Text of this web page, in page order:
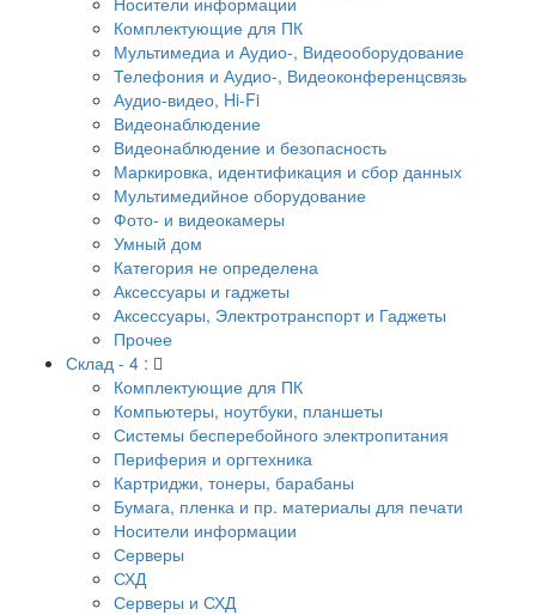
Комплектующие для ПК
Мультимедиа и Аудио-, Видеооборудование
Телефония и Аудио-, Видеоконференцсвязь
Аудио-видео, Hi-Fi
Видеонаблюдение
Видеонаблюдение и безопасность
Маркировка, идентификация и сбор данных
Мультимедийное оборудование
Фото- и видеокамеры
Умный дом
Категория не определена
Аксессуары и гаджеты
Аксессуары, Электротранспорт и Гаджеты
Прочее
Склад - 4 :
Комплектующие для ПК
Компьютеры, ноутбуки, планшеты
Системы бесперебойного электропитания
Периферия и оргтехника
Картриджи, тонеры, барабаны
Бумага, пленка и пр. материалы для печати
Носители информации
Серверы
СХД
Серверы и СХД